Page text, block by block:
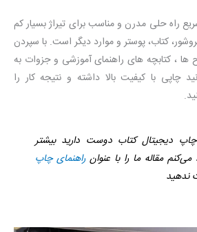
راه حلی مدرن و مناسب برای تیراژ بسیار کم
کتاب، پوستر و موارد دیگر است. با سپردن
ها ، کتابچه های راهنمای آموزشی و جزوات به
چاپی با کیفیت بالا داشته و نتیجه کار را
دیجیتال کتاب دوست دارید بیشتر
می‌کنم مقاله ما را با عنوانراهنمای چاپ
ندهید